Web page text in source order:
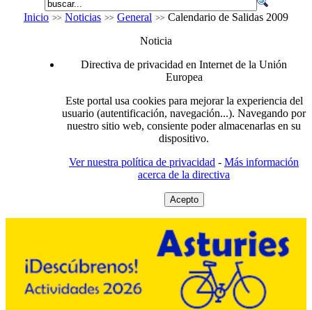
Inicio Noticias General
Calendario de Salidas 2009
Noticia
Directiva de privacidad en Internet de la Unión
Europea
Este portal usa cookies para mejorar la experiencia del
usuario (autentificación, navegación...). Navegando por
nuestro sitio web, consiente poder almacenarlas en su
dispositivo.
Ver nuestra política de privacidad - Más información
acerca de la directiva
Acepto